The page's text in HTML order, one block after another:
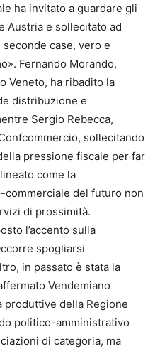
ha invitato a guardare gli
Austria e sollecitato ad
case, vero e
Fernando Morando,
Veneto, ha ribadito la
distribuzione e
Sergio Rebecca,
sollecitando
pressione fiscale per far
come la
del futuro non
di prossimità.
l’accento sulla
spogliarsi
in passato è stata la
Vendemiano
produttive della Regione
politico-amministrativo
di categoria, ma